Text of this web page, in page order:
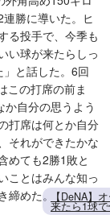
勝に導いた。ヒ
る投手で、今季も
い球が来たらしっ
と話した。6回
この打席の前ま
自分の思うよう
打席は何とか自分
それができたかな
めても2勝1敗と
ことはみんな知っ
めた。
【DeNA】
来たら1球